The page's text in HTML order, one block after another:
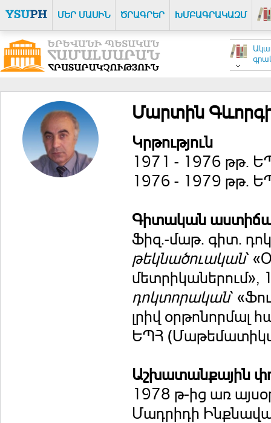
ՄԵՐ ՄԱՍԻՆ ԾՐԱԳՐԵՐ ԽՄԲԱԳՐԱԿԱԶՄ
Մարտին
Կրթություն
1971 - 1976 թթ.
1976 - 1979 թթ.
Գիտական
Ֆիզ.-մաթ. գիտ.
թեկնածուական`
դոկտորական`
լրիվ օրթոնորմալ
ԵՊՀ
Աշխատանքային
1978 թ-ից առ
Մադրիդի